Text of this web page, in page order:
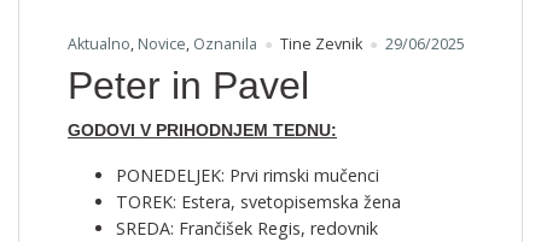
Aktualno, Novice, Oznanila Tine Zevnik 29/06/2025
Peter in Pavel
GODOVI V PRIHODNJEM TEDNU:
PONEDELJEK: Prvi rimski mučenci
TOREK: Estera, svetopisemska žena
SREDA: Frančišek Regis, redovnik